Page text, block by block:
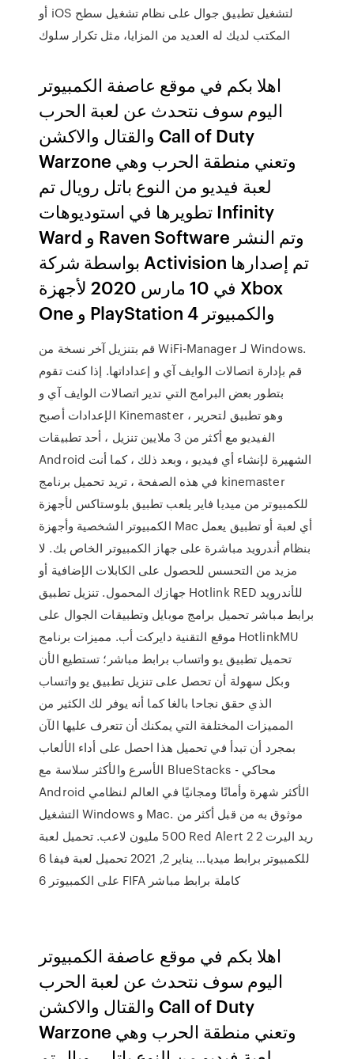
أو iOS لتشغيل تطبيق جوال على نظام تشغيل سطح
المكتب لديك له العديد من المزايا، مثل تكرار سلوك
اهلا بكم في موقع عاصفة الكمبيوتر
اليوم سوف نتحدث عن لعبة الحرب
والقتال والاكشن Call of Duty
Warzone وتعني منطقة الحرب وهي
لعبة فيديو من النوع باتل رويال تم
تطويرها في استوديوهات Infinity
Ward و Raven Software وتم النشر
بواسطة شركة Activision تم إصدارها
في 10 مارس 2020 لأجهزة Xbox
One و PlayStation 4 والكمبيوتر
قم بتنزيل آخر نسخة من WiFi-Manager لـ Windows.
قم بإدارة اتصالات الوايف آي و إعداداتها. إذا كنت تقوم
بتطور بعض البرامج التي تدير اتصالات الوايف آي و
الإعدادات أصبح Kinemaster ، وهو تطبيق لتحرير
الفيديو مع أكثر من 3 ملايين تنزيل ، أحد تطبيقات
Android الشهيرة لإنشاء أي فيديو ، وبعد ذلك ، كما أنت
في هذه الصفحة ، تريد تحميل برنامج kinemaster
للكمبيوتر من ميديا فاير يلعب تطبيق بلوستاكس لأجهزة
الكمبيوتر الشخصية وأجهزة Mac أي لعبة أو تطبيق يعمل
بنظام أندرويد مباشرة على جهاز الكمبيوتر الخاص بك. لا
مزيد من التحسس للحصول على الكابلات الإضافية أو
جهازك المحمول. تنزيل تطبيق Hotlink RED للأندرويد
برابط مباشر تحميل برامج موبايل وتطبيقات الجوال على
موقع التقنية دايركت أب. مميزات برنامج HotlinkMU
تحميل تطبيق يو واتساب برابط مباشر؛ تستطيع الأن
وبكل سهولة أن تحصل على تنزيل تطبيق يو واتساب
الذي حقق نجاحا بالغا كما أنه يوفر لك الكثير من
المميزات المختلفة التي يمكنك أن تتعرف عليها الآن
بمجرد أن تبدأ في تحميل هذا احصل على أداء الألعاب
الأسرع والأكثر سلاسة مع BlueStacks - محاكي
Android الأكثر شهرة وأمانًا ومجانيًا في العالم لنظامي
التشغيل Windows و Mac. موثوق به من قبل أكثر من
500 مليون لاعب. تحميل لعبة Red Alert 2 ريد اليرت 2
للكمبيوتر برابط ميديا… يناير 2, 2021 تحميل لعبة فيفا 6
على الكمبيوتر 6 FIFA كاملة برابط مباشر
اهلا بكم في موقع عاصفة الكمبيوتر
اليوم سوف نتحدث عن لعبة الحرب
والقتال والاكشن Call of Duty
Warzone وتعني منطقة الحرب وهي